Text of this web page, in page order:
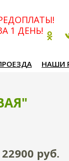
1 ДЕНЬ!
НАШИ
22900 руб.